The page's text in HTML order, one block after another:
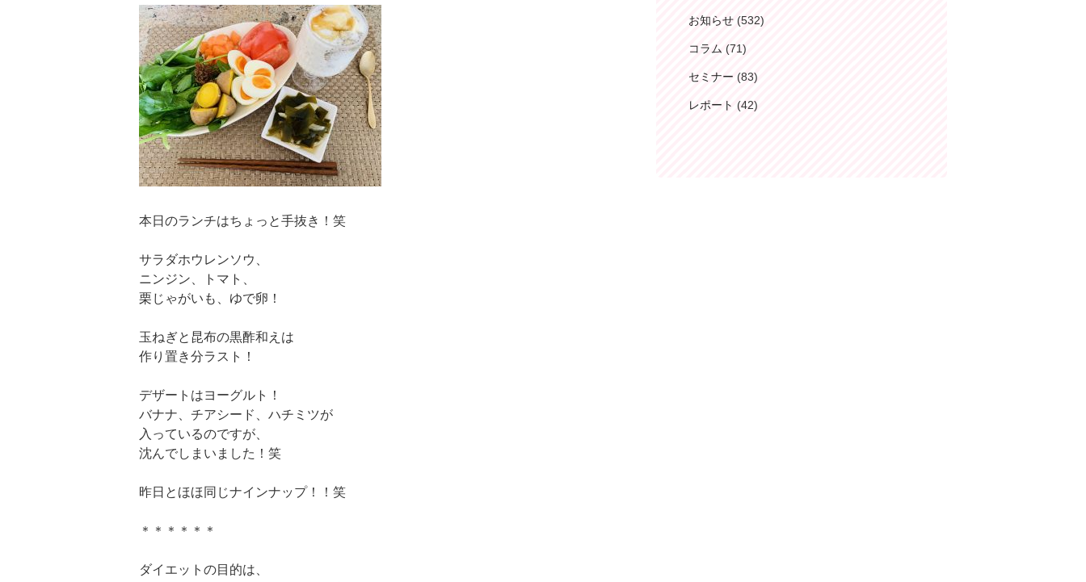
本日のランチはちょっと手抜き！笑
サラダホウレンソウ、
ニンジン、トマト、
栗じゃがいも、ゆで卵！
玉ねぎと昆布の黒酢和えは
作り置き分ラスト！
デザートはヨーグルト！
バナナ、チアシード、ハチミツが
入っているのですが、
沈んでしまいました！笑
昨日とほほ同じナインナップ！！笑
＊＊＊＊＊＊
ダイエットの目的は、
お知らせ (532)
コラム (71)
セミナー (83)
レポート (42)